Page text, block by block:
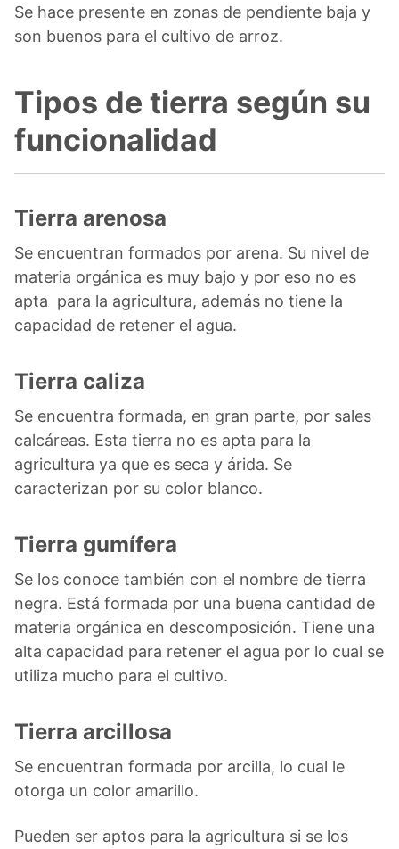
Se hace presente en zonas de pendiente baja y
son buenos para el cultivo de arroz.
Tipos de tierra según su
funcionalidad
Tierra arenosa
Se encuentran formados por arena. Su nivel de
materia orgánica es muy bajo y por eso no es
apta para la agricultura, además no tiene la
capacidad de retener el agua.
Tierra caliza
Se encuentra formada, en gran parte, por sales
calcáreas. Esta tierra no es apta para la
agricultura ya que es seca y árida. Se
caracterizan por su color blanco.
Tierra gumífera
Se los conoce también con el nombre de tierra
negra. Está formada por una buena cantidad de
materia orgánica en descomposición. Tiene una
alta capacidad para retener el agua por lo cual se
utiliza mucho para el cultivo.
Tierra arcillosa
Se encuentran formada por arcilla, lo cual le
otorga un color amarillo.
Pueden ser aptos para la agricultura si se los